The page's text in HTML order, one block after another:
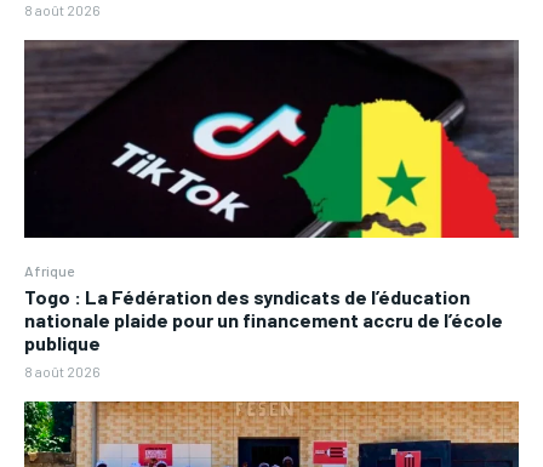
8 août 2026
Afrique
Togo : La Fédération des syndicats de l’éducation
nationale plaide pour un financement accru de l’école
publique
8 août 2026